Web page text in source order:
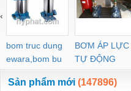
bom truc dung
ewara,bom bu
ewara
BƠM ÁP LỰC
TỰ ĐỘNG
‹
Sản phẩm mới (147896)